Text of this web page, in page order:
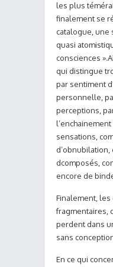
les plus
finalement se
catalogue, une
quasi
consciences
qui distingue
par sentiment
personnelle,
perceptions,
sensations,
d’obnubilation,
dcomposés,
encore de
Finalement,
fragmentaires,
perdent dans
sans
En ce qui